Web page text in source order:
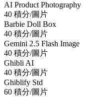
AI Product Photography
40 積分/圖片
Barbie Doll Box
40 積分/圖片
Gemini 2.5 Flash Image
40 積分/圖片
Ghibli AI
40 積分/圖片
Ghiblify Std
60 積分/圖片